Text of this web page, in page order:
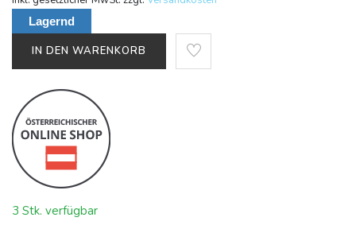
Lagernd
IN DEN WARENKORB
3 Stk. verfügbar